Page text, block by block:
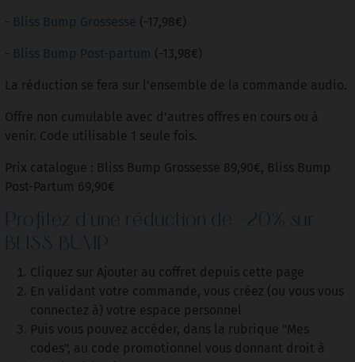
- Bliss Bump Grossesse (-17,98€)
- Bliss Bump Post-partum (-13,98€)
La réduction se fera sur l'ensemble de la commande audio.
Offre non cumulable avec d'autres offres en cours ou à
venir. Code utilisable 1 seule fois.
Prix catalogue : Bliss Bump Grossesse 89,90€, Bliss Bump
Post-Partum 69,90€
Profitez d'une réduction de -20% sur
BLISS BUMP
Cliquez sur Ajouter au coffret depuis cette page
En validant votre commande, vous créez (ou vous vous
connectez à) votre espace personnel
Puis vous pouvez accéder, dans la rubrique "Mes
codes", au code promotionnel vous donnant droit à